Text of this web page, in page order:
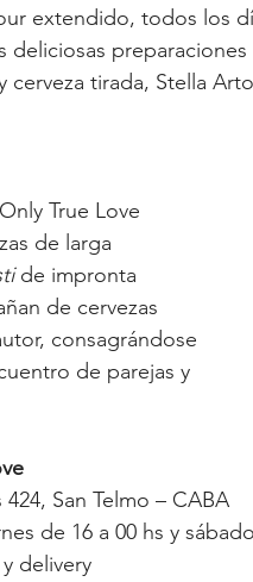
extendido, todos los
deliciosas
cerveza tirada, Stella
True Love
de larga
de impronta
de cervezas
consagrándose
de parejas y
San Telmo – CABA
de 16 a 00 hs y
delivery